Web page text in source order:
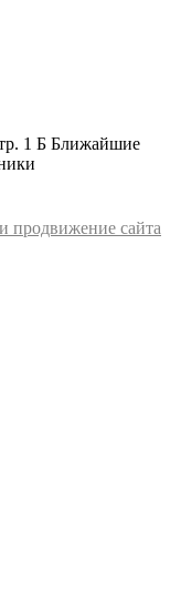
1 Б Ближайшие
продвижение сайта